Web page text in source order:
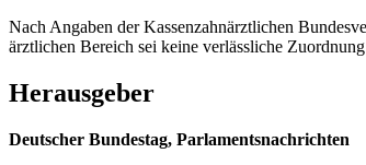
Nach Angaben der Kassenzahnärztlichen
ärztlichen Bereich sei keine verlässliche
Herausgeber
Deutscher Bundestag, Parlamentsnachrichten